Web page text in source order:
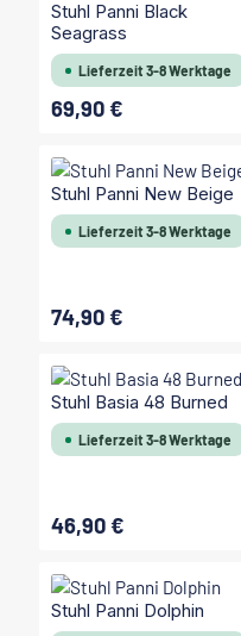
Stuhl Panni Black
Seagrass
Lieferzeit 3-8 Werktage
Regulärer Preis:
69,90 €
Stuhl Panni New Beige
Lieferzeit 3-8 Werktage
Regulärer Preis:
74,90 €
Stuhl Basia 48 Burned
Lieferzeit 3-8 Werktage
Regulärer Preis:
46,90 €
Stuhl Panni Dolphin